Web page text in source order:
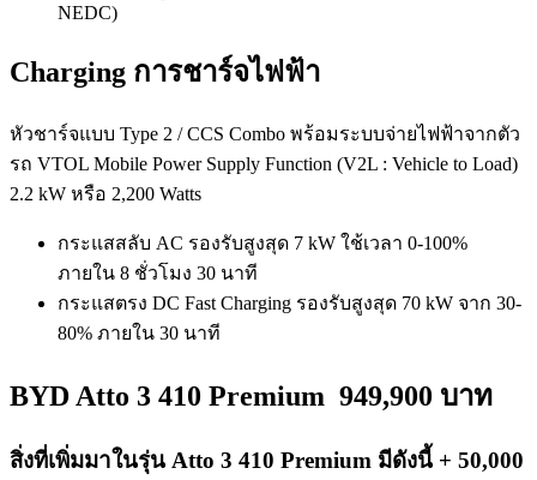
NEDC)
Charging การชาร์จไฟฟ้า
หัวชาร์จแบบ Type 2 / CCS Combo พร้อมระบบจ่ายไฟฟ้าจากตัว
รถ VTOL Mobile Power Supply Function (V2L : Vehicle to Load)
2.2 kW หรือ 2,200 Watts
กระแสสลับ AC รองรับสูงสุด 7 kW ใช้เวลา 0-100%
ภายใน 8 ชั่วโมง 30 นาที
กระแสตรง DC Fast Charging รองรับสูงสุด 70 kW จาก 30-
80% ภายใน 30 นาที
BYD Atto 3 410 Premium 949,900 บาท
สิ่งที่เพิ่มมาในรุ่น Atto 3 410 Premium มีดังนี้ + 50,000